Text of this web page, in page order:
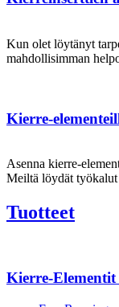
Kun olet löytänyt
mahdollisimman
Kierre-
Asenna kierre-
Meiltä löydät
Tuotteet
Kierre-Elementit